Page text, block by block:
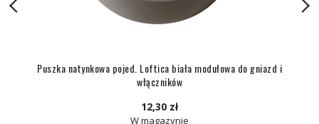
Puszka natynkowa pojed. Loftica biała modułowa do gniazd i
włączników
12,30 zł
W magazynie